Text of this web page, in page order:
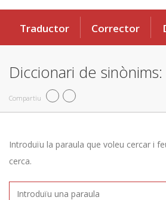
Traductor Corrector
Diccionari de sinònims:
Compartiu
Introduïu la paraula que voleu cercar i
cerca.